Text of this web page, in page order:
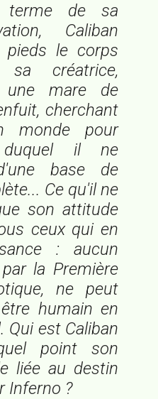
terme de sa
Caliban
pieds le corps
créatrice,
une mare de
cherchant
monde pour
duquel il ne
base de
Ce qu'il ne
son attitude
ceux qui en
: aucun
la Première
ne peut
humain en
Qui est Caliban
point son
liée au destin
Inferno ?